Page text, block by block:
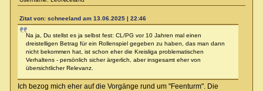
Zitat von: schneeland am 13.06.2025 | 22:46
Na ja, Du stellst es ja selbst fest: CL/PG vor 10 Jahren mal einen
dreistelligen Betrag für ein Rollenspiel gegeben zu haben, das man dann
nicht bekommen hat, ist schon eher die Kreisliga problematischen
Verhaltens - persönlich sicher ärgerlich, aber insgesamt eher von
übersichtlicher Relevanz.
Ich bezog mich eher auf die Vorgänge rund um "Feenturm". Die